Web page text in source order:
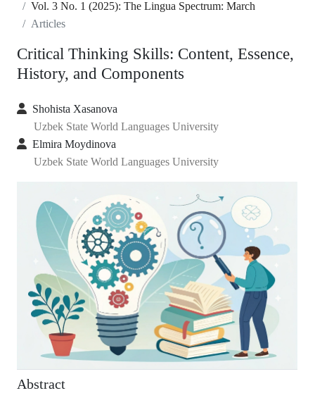
Vol. 3 No. 1 (2025): The Lingua Spectrum: March
Articles
Critical Thinking Skills: Content, Essence,
History, and Components
Shohista Xasanova
Uzbek State World Languages University
Elmira Moydinova
Uzbek State World Languages University
Abstract